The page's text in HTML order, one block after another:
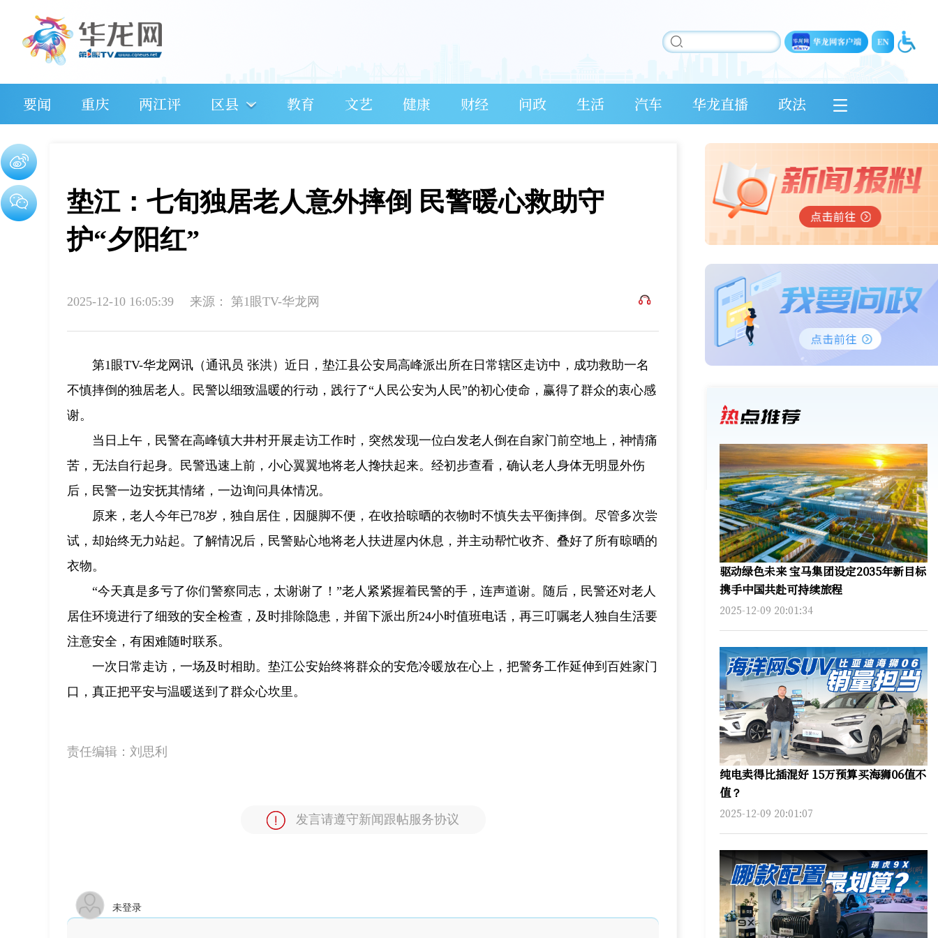
要闻 重庆 两江评 区县 教育 文艺 健康 财经 问政 生活 汽车 华龙直播 政法
垫江：七旬独居老人意外摔倒 民警暖心救助守
护“夕阳红”
2025-12-10 16:05:39 来源： 第1眼TV-华龙网
第1眼TV-华龙网讯（通讯员 张洪）近日，垫江县公安局高峰派出所在日常辖区走访中，成功救助一名
不慎摔倒的独居老人。民警以细致温暖的行动，践行了“人民公安为人民”的初心使命，赢得了群众的衷心感
谢。
当日上午，民警在高峰镇大井村开展走访工作时，突然发现一位白发老人倒在自家门前空地上，神情痛
苦，无法自行起身。民警迅速上前，小心翼翼地将老人搀扶起来。经初步查看，确认老人身体无明显外伤
后，民警一边安抚其情绪，一边询问具体情况。
原来，老人今年已78岁，独自居住，因腿脚不便，在收拾晾晒的衣物时不慎失去平衡摔倒。尽管多次尝
试，却始终无力站起。了解情况后，民警贴心地将老人扶进屋内休息，并主动帮忙收齐、叠好了所有晾晒的
衣物。
“今天真是多亏了你们警察同志，太谢谢了！”老人紧紧握着民警的手，连声道谢。随后，民警还对老人
居住环境进行了细致的安全检查，及时排除隐患，并留下派出所24小时值班电话，再三叮嘱老人独自生活要
注意安全，有困难随时联系。
一次日常走访，一场及时相助。垫江公安始终将群众的安危冷暖放在心上，把警务工作延伸到百姓家门
口，真正把平安与温暖送到了群众心坎里。
责任编辑： 刘思利
发言请遵守新闻跟帖服务协议
未登录
驱动绿色未来 宝马集团设定2035年新目标
携手中国共赴可持续旅程
2025-12-09 20:01:34
纯电卖得比插混好 15万预算买海狮06值不
值？
2025-12-09 20:01:07